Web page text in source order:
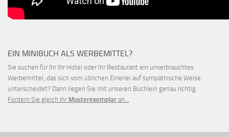
EIN MINIBUCH ALS WERBEMITTEL?
Sie suchen für Ihr Ihr Hotel oder Ihr Restaurant ein unverbrauchtes
Werbemittel, das sich vom üblichen Einerlei auf sympathische Weise
unterscheidet? Dann liegen Sie mit unseren Büchlein genau richtig.
Fordern Sie gleich Ihr Musterexemplar an…